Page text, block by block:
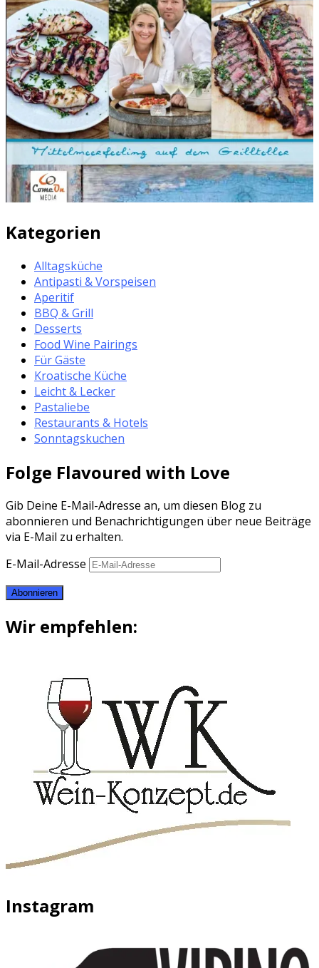
Kategorien
Alltagsküche
Antipasti & Vorspeisen
Aperitif
BBQ & Grill
Desserts
Food Wine Pairings
Für Gäste
Kroatische Küche
Leicht & Lecker
Pastaliebe
Restaurants & Hotels
Sonntagskuchen
Folge Flavoured with Love
Gib Deine E-Mail-Adresse an, um diesen Blog zu
abonnieren und Benachrichtigungen über neue Beiträge
via E-Mail zu erhalten.
E-Mail-Adresse
Abonnieren
Wir empfehlen:
Instagram